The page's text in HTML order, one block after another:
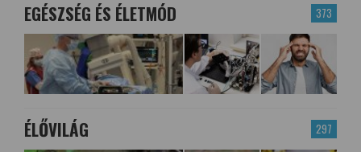
373
EGÉSZSÉG ÉS ÉLETMÓD
297
ÉLŐVILÁG